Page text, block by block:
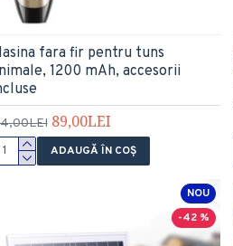
fara fir pentru tuns
1200 mAh, accesorii
89,00LEI
ADAUGĂ ÎN COŞ
NOU
-42 %